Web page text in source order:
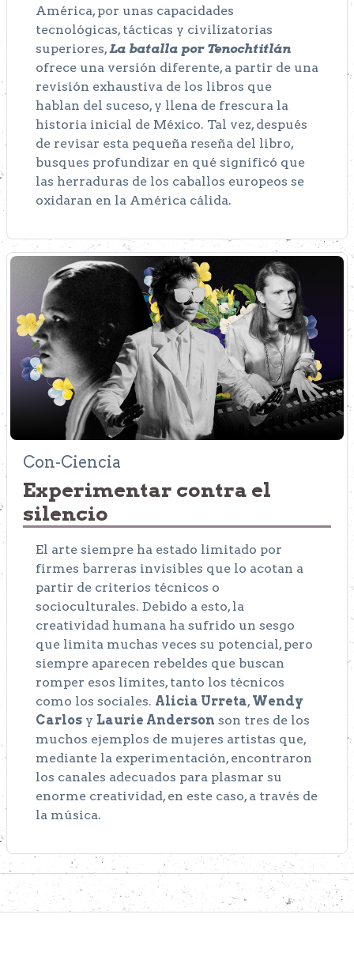
América, por unas capacidades
tecnológicas, tácticas y civilizatorias
superiores,La batalla por Tenochtitlán
ofrece una versión diferente, a partir de una
revisión exhaustiva de los libros que
hablan del suceso, y llena de frescura la
historia inicial de México. Tal vez, después
de revisar esta pequeña reseña del libro,
busques profundizar en qué significó que
las herraduras de los caballos europeos se
oxidaran en la América cálida.
Con-Ciencia
Experimentar contra el
silencio
El arte siempre ha estado limitado por
firmes barreras invisibles que lo acotan a
partir de criterios técnicos o
socioculturales. Debido a esto, la
creatividad humana ha sufrido un sesgo
que limita muchas veces su potencial, pero
siempre aparecen rebeldes que buscan
romper esos límites, tanto los técnicos
como los sociales. Alicia Urreta, Wendy
Carlos y Laurie Anderson son tres de los
muchos ejemplos de mujeres artistas que,
mediante la experimentación, encontraron
los canales adecuados para plasmar su
enorme creatividad, en este caso, a través de
la música.